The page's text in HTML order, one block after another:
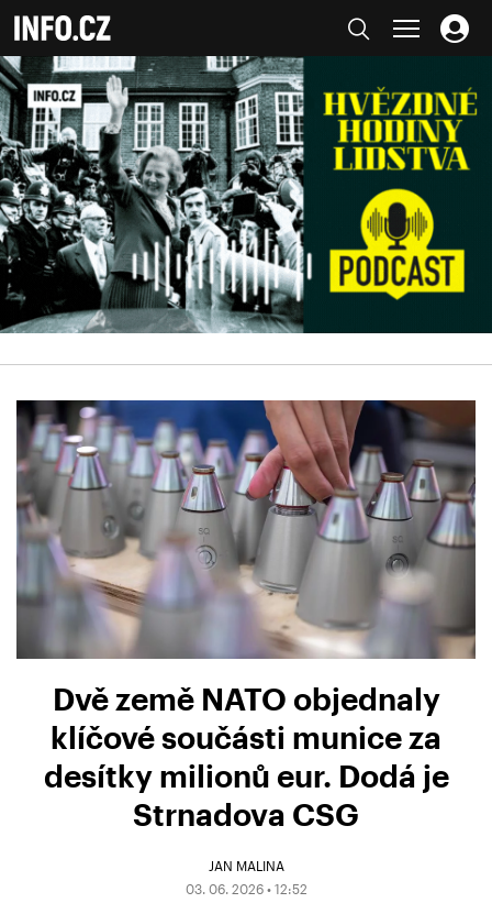
Dvě země NATO objednaly
klíčové součásti munice za
desítky milionů eur. Dodá je
Strnadova CSG
JAN MALINA
03. 06. 2026 • 12:52